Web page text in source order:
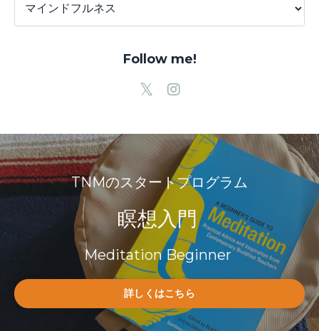
Follow me!
TNMのスタートプログラム
瞑想入門
Meditation Beginner
詳しくはこちら